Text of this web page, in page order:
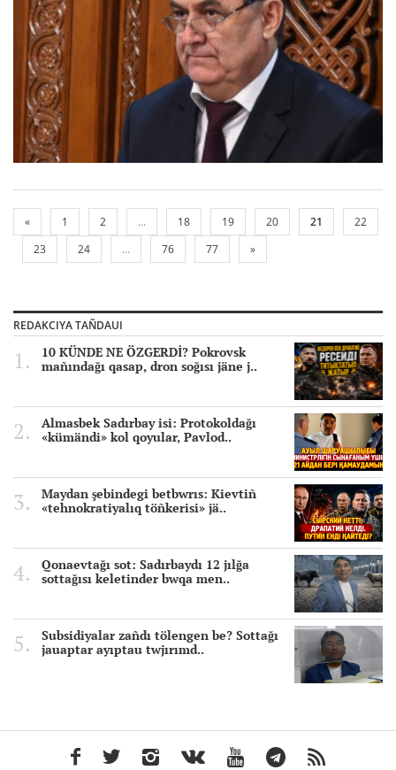
« 1 2 ... 18 19 20 21
22
23
24 ... 76 77 »
REDAKCIYA TAÑDAUI
10 KÜNDE NE ÖZGERDİ? Pokrovsk
mañındağı qasap, dron soğısı jäne j..
Almasbek Sadırbay isi: Protokoldağı
«kümändi» kol qoyular, Pavlod..
Maydan şebindegi betbwrıs: Kievtiñ
«tehnokratiyalıq töñkerisi» jä..
Qonaevtağı sot: Sadırbaydı 12 jılğa
sottağısı keletinder bwqa men..
Subsidiyalar zañdı tölengen be? Sottağı
jauaptar ayıptau twjırımd..